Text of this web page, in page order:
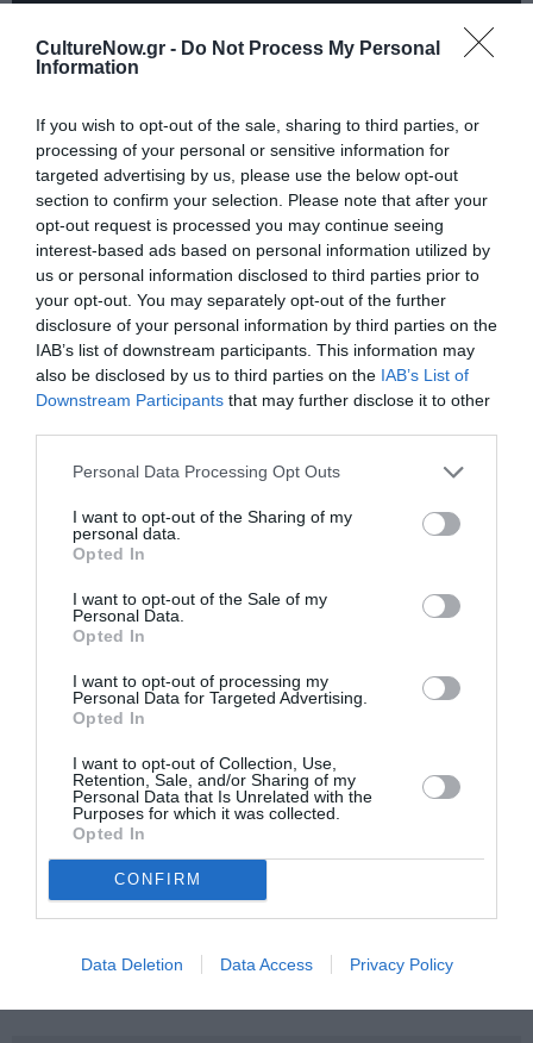
CultureNow.gr - Do Not Process My Personal
Information
If you wish to opt-out of the sale, sharing to third parties, or
processing of your personal or sensitive information for
targeted advertising by us, please use the below opt-out
section to confirm your selection. Please note that after your
opt-out request is processed you may continue seeing
interest-based ads based on personal information utilized by
us or personal information disclosed to third parties prior to
your opt-out. You may separately opt-out of the further
disclosure of your personal information by third parties on the
IAB’s list of downstream participants. This information may
also be disclosed by us to third parties on the IAB’s List of
Downstream Participants that may further disclose it to other
Personal Data Processing Opt Outs
I want to opt-out of the Sharing of my
personal data.
Opted In
I want to opt-out of the Sale of my
Personal Data.
Opted In
I want to opt-out of processing my
Personal Data for Targeted Advertising.
Opted In
I want to opt-out of Collection, Use,
Retention, Sale, and/or Sharing of my
Personal Data that Is Unrelated with the
Purposes for which it was collected.
Opted In
CONFIRM
Data Deletion Data Access Privacy Policy
Διαβάστε επίσης:
Τα παραμύθια του Χόφμαν, του Ζακ Όφενμπαχ σε
σκηνοθεσία Κρύστοφ Βαρλικόφσκι στην Εθνική Λυρική
Σκηνή
Ταυτότητα
Περισσότερες πληροφορίες:
Ακολουθήστε το Culturenow.gr στο
Δείτε όλα τατελευταία νέα
για την Τέχνη και τον
Νέοι Διαγωνισμοί❯
Tags